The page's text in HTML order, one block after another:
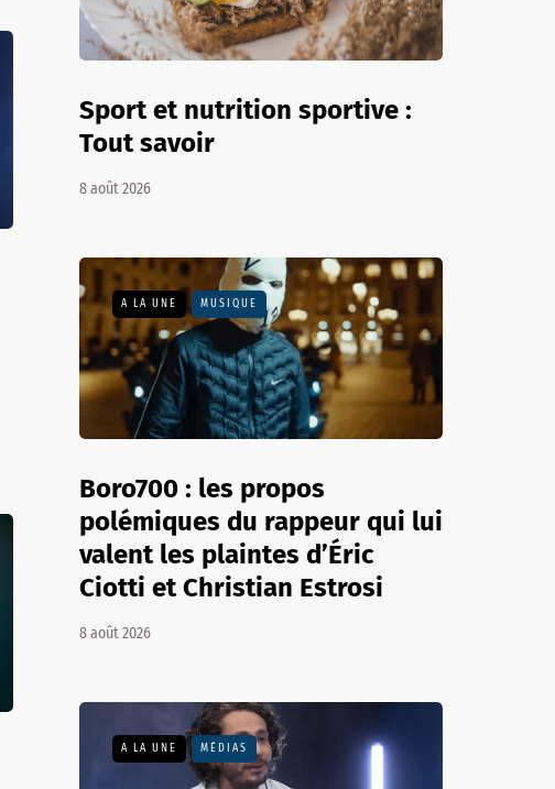
Sport et nutrition sportive :
Tout savoir
8 août 2026
A LA UNE MUSIQUE
Boro700 : les propos
polémiques du rappeur qui lui
valent les plaintes d’Éric
Ciotti et Christian Estrosi
8 août 2026
A LA UNE MÉDIAS